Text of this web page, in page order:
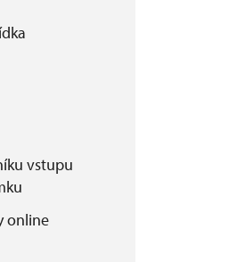
vstupu
online